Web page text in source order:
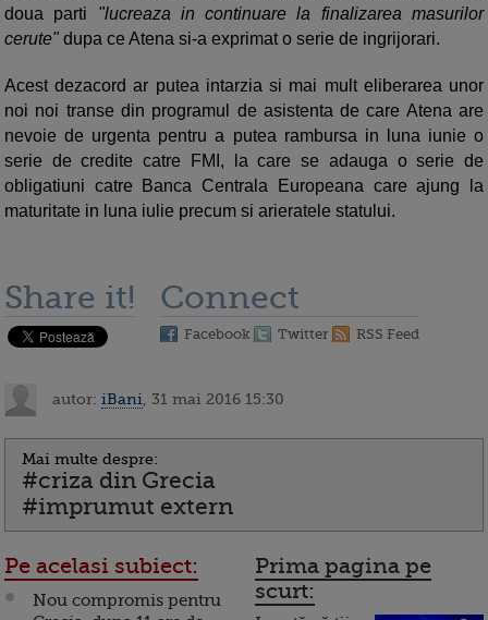
doua parti "lucreaza in continuare la finalizarea masurilor
cerute" dupa ce Atena si-a exprimat o serie de ingrijorari.
Acest dezacord ar putea intarzia si mai mult eliberarea unor
noi noi transe din programul de asistenta de care Atena are
nevoie de urgenta pentru a putea rambursa in luna iunie o
serie de credite catre FMI, la care se adauga o serie de
obligatiuni catre Banca Centrala Europeana care ajung la
maturitate in luna iulie precum si arieratele statului.
Share it! Connect
Facebook Twitter RSS Feed
autor: iBani , 31 mai 2016 15:30
Mai multe despre:
#criza din Grecia
#imprumut extern
Pe acelasi subiect:
Nou compromis pentru
Prima pagina pe
scurt: